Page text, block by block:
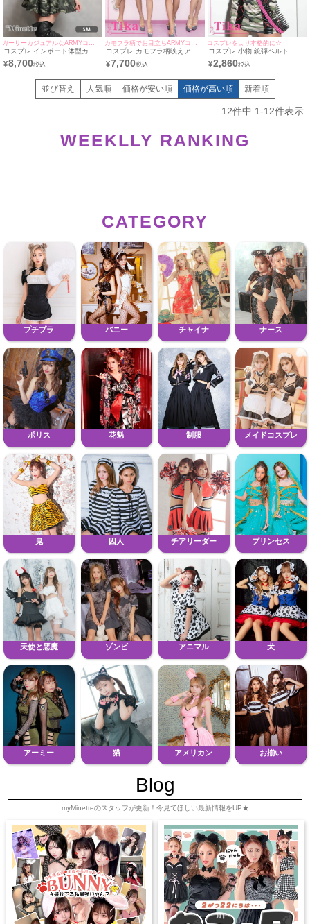
コスプレ インポート体型カバ
ーフレアスカートアーミーポリ
ス [3点セット] (ワンピース/ベ
¥8,700
コスプレ カモフラ柄映えアー
ミーガール セクシーハロウィ
ンコスプレ4点セット [ワンピ
¥7,700
コスプレをより本格的に☆
コスプレ 小物 銃弾ベルト
¥2,860
並び替え 人気順 価格が安い順 価格が高い順 新着順
12件中 1-12件表示
WEEKLLY RANKING
CATEGORY
プチプラ バニー チャイナ ナース
ポリス 花魁 制服 メイドコスプレ
鬼 囚人 チアリーダー プリンセス
天使と悪魔 ゾンビ アニマル 犬
アーミー 猫 アメリカン お揃い
Blog
myMinetteのスタッフが更新！今見てほしい最新情報をUP★